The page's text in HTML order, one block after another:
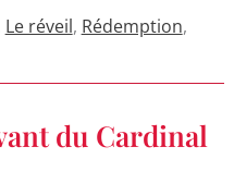
Le réveil, Rédemption,
du Cardinal